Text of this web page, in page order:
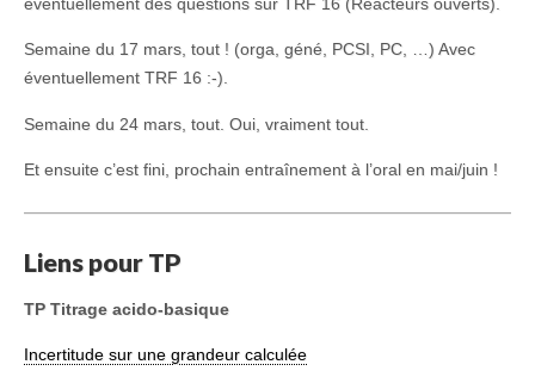
Semaine du 17 mars, tout ! (orga, géné, PCSI, PC, …) Avec
éventuellement TRF 16 :-).
Semaine du 24 mars, tout. Oui, vraiment tout.
Et ensuite c’est fini, prochain entraînement à l’oral en mai/juin !
Liens pour TP
TP Titrage acido-basique
Incertitude sur une grandeur calculée